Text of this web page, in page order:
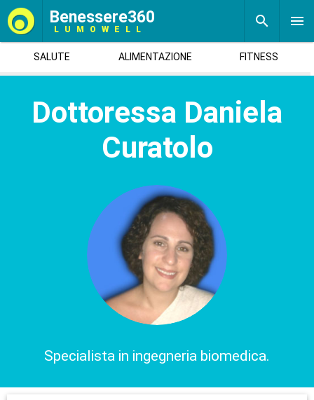
Dottoressa Daniela
Curatolo
Specialista in ingegneria biomedica.
SALUTE ALIMENTAZIONE FITNESS
Benessere360
LUMOWELL